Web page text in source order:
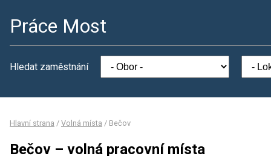
Práce Most
Hledat zaměstnání
Hlavní strana / Volná místa / Bečov
Bečov – volná pracovní místa